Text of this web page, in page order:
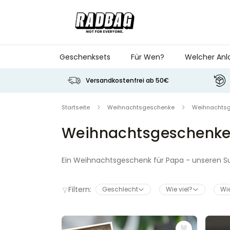
Geschenksets Für Wen? Welcher
Versandkostenfrei ab 50€
Startseite Weihnachtsgeschenke
Ein Weihnachtsgeschenk für Papa - unseren
Du suchst nach weiteren
Entdecke unsere Top Weihnachts-Kategorien
Filtern: Geschlecht Wie viel?